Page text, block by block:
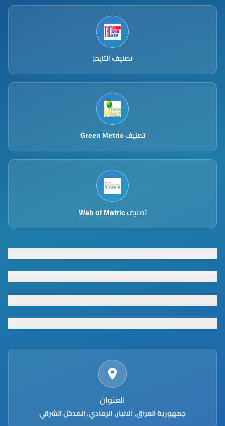
تصنيف التايمز
تصنيف Green Metric
تصنيف Web of Metric
Footer menu
Footer menu
Footer menu
Footer menu
العنوان
جمهورية العراق, الانبار, الرمادي, المدخل الشرقي